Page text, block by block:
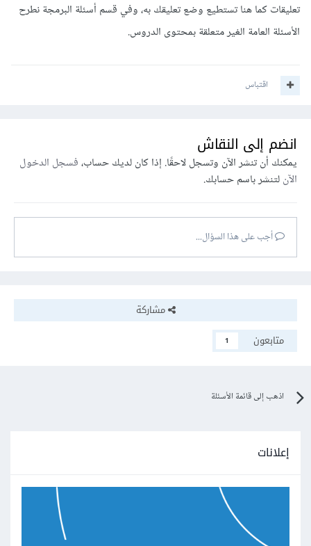
تعليقات كما هنا تستطيع وضع تعليقك به، وفي قسم أسئلة البرمجة نطرح
الأسئلة العامة الغير متعلقة بمحتوى الدروس.
اقتباس
انضم إلى النقاش
يمكنك أن تنشر الآن وتسجل لاحقًا. إذا كان لديك حساب،فسجل الدخول
الآنلتنشر باسم حسابك.
أجب على هذا السؤال...
مشاركة
متابعون
1
اذهب إلى قائمة الأسئلة
إعلانات